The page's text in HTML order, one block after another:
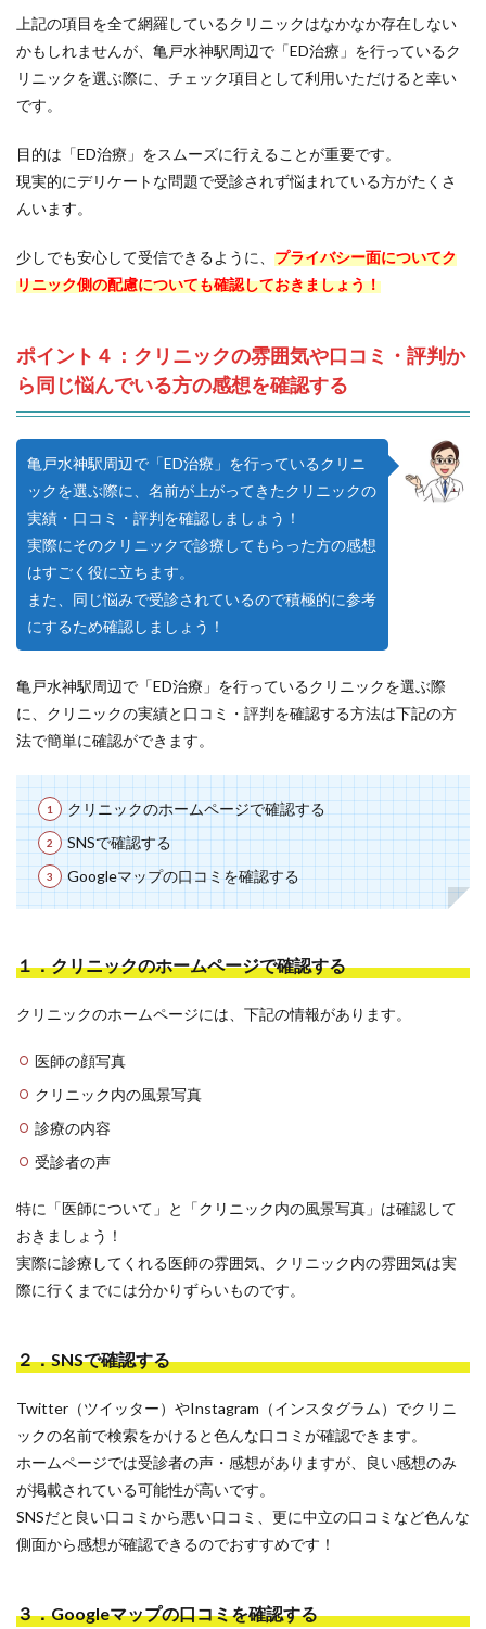
上記の項目を全て網羅しているクリニックはなかなか存在しない
かもしれませんが、亀戸水神駅周辺で「ED治療」を行っているク
リニックを選ぶ際に、チェック項目として利用いただけると幸い
です。
目的は「ED治療」をスムーズに行えることが重要です。
現実的にデリケートな問題で受診されず悩まれている方がたくさ
んいます。
少しでも安心して受信できるように、 プライバシー面についてク
リニック側の配慮についても確認しておきましょう！
ポイント４：クリニックの雰囲気や口コミ・評判か
ら同じ悩んでいる方の感想を確認する
亀戸水神駅周辺で「ED治療」を行っているクリニ
ックを選ぶ際に、名前が上がってきたクリニックの
実績・口コミ・評判を確認しましょう！
実際にそのクリニックで診療してもらった方の感想
はすごく役に立ちます。
また、同じ悩みで受診されているので積極的に参考
にするため確認しましょう！
亀戸水神駅周辺で「ED治療」を行っているクリニックを選ぶ際
に、クリニックの実績と口コミ・評判を確認する方法は下記の方
法で簡単に確認ができます。
クリニックのホームページで確認する
SNSで確認する
Googleマップの口コミを確認する
１．クリニックのホームページで確認する
クリニックのホームページには、下記の情報があります。
医師の顔写真
クリニック内の風景写真
診療の内容
受診者の声
特に「医師について」と「クリニック内の風景写真」は確認して
おきましょう！
実際に診療してくれる医師の雰囲気、クリニック内の雰囲気は実
際に行くまでには分かりずらいものです。
２．SNSで確認する
Twitter（ツイッター）やInstagram（インスタグラム）でクリニ
ックの名前で検索をかけると色んな口コミが確認できます。
ホームページでは受診者の声・感想がありますが、良い感想のみ
が掲載されている可能性が高いです。
SNSだと良い口コミから悪い口コミ、更に中立の口コミなど色んな
側面から感想が確認できるのでおすすめです！
３．Googleマップの口コミを確認する